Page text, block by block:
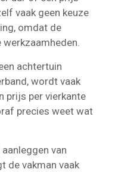
vaak geen keuze
omdat de
achtertuin
wordt vaak
prijs per vierkante
precies weet wat
van
de vakman vaak